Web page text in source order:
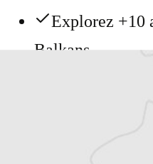
Explorez +10
Balkans